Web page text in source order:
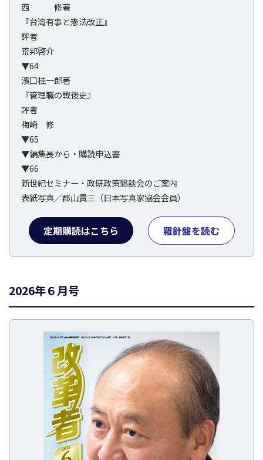
西 修著
『台湾有事と憲法改正』
評者
荒邦啓介
▼64
濱口桂一郎著
『管理職の戦後史』
評者
梅崎 修
▼65
▼編集長から・購読申込書
▼66
新世紀セミナー・政研政策懇談会のご案内
表紙写真／郡山貴三（日本写真家協会会員）
定期購読はこちら 羅針盤を読む
2026年６月号